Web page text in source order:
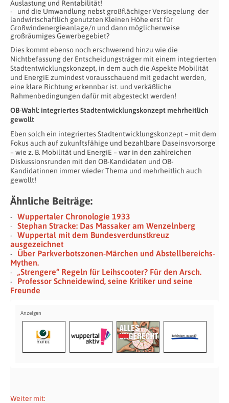
Auslastung und Rentabilität!
und die Umwandlung nebst großflächiger Versiegelung der
landwirtschaftlich genutzten Kleinen Höhe erst für
Großwindenergieanlage/n und dann möglicherweise
großräumiges Gewerbegebiet?
Dies kommt ebenso noch erschwerend hinzu wie die
Nichtbefassung der Entscheidungsträger mit einem integrierten
Stadtentwicklungskonzept, in dem auch die Aspekte Mobilität
und EnergiE zumindest vorausschauend mit gedacht werden,
eine klare Richtung erkennbar ist. und verkäßliche
Rahmenbedingungen dafür mit abgesteckt werden!
OB-Wahl: integriertes Stadtentwicklungskonzept mehrheitlich
gewollt
Eben solch ein integriertes Stadtentwicklungskonzept – mit dem
Fokus auch auf zukunftsfähige und bezahlbare Daseinsvorsorge
– wie z. B. Mobilität und EnergiE – war in den zahlreichen
Diskussionsrunden mit den OB-Kandidaten und OB-
Kandidatinnen immer wieder Thema und mehrheitlich auch
gewollt!
Ähnliche Beiträge:
Wuppertaler Chronologie 1933
Stephan Stracke: Das Massaker am Wenzelnberg
Wuppertal mit dem Bundesverdunstkreuz
ausgezeichnet
Über Parkverbotszonen-Märchen und Abstellbereichs-
Mythen.
„Strengere“ Regeln für Leihscooter? Für den Arsch.
Professor Schneidewind, seine Kritiker und seine
Freunde
Weiter mit: